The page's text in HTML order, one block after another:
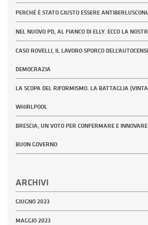
PERCHÉ È STATO GIUSTO ESSERE
NEL NUOVO PD, AL FIANCO DI ELLY. ECCO LA
CASO ROVELLI, IL LAVORO SPORCO
DEMOCRAZIA
LA SCOPA DEL RIFORMISMO. LA BATTAGLIA
WHIRLPOOL
BRESCIA, UN VOTO PER CONFERMARE E
BUON GOVERNO
ARCHIVI
GIUGNO 2023
MAGGIO 2023